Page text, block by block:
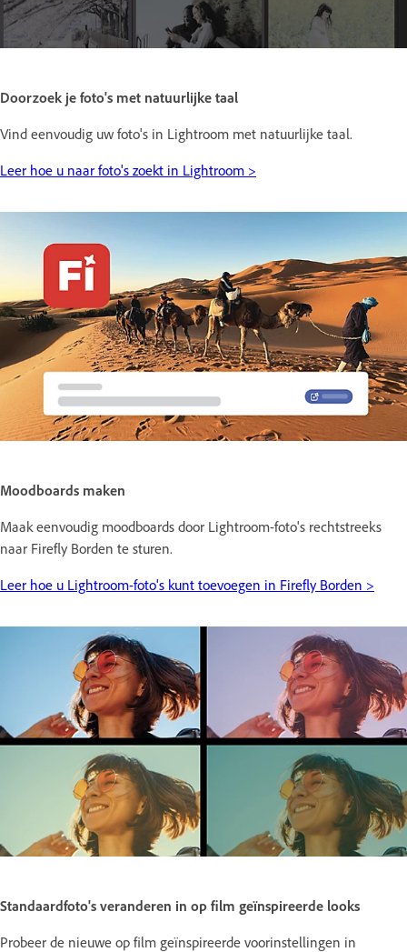
Doorzoek je foto's met natuurlijke taal
Vind eenvoudig uw foto's in Lightroom met natuurlijke taal.
Leer hoe u naar foto's zoekt in Lightroom >
Moodboards maken
Maak eenvoudig moodboards door Lightroom-foto's rechtstreeks
naar Firefly Borden te sturen.
Leer hoe u Lightroom-foto's kunt toevoegen in Firefly Borden >
Standaardfoto's veranderen in op film geïnspireerde looks
Probeer de nieuwe op film geïnspireerde voorinstellingen in